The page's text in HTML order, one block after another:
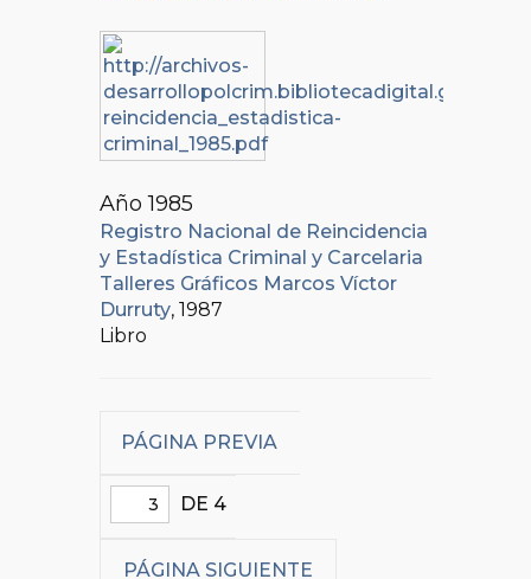
Año 1985
Registro Nacional de Reincidencia
y Estadística Criminal y Carcelaria
Talleres Gráficos Marcos Víctor
Durruty, 1987
Libro
PÁGINA PREVIA
DE 4
PÁGINA SIGUIENTE